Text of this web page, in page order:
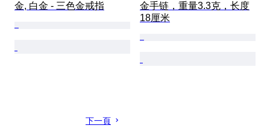
金, 白金 - 三色金戒指
金手链，重量3.3克，长度
18厘米
下一頁